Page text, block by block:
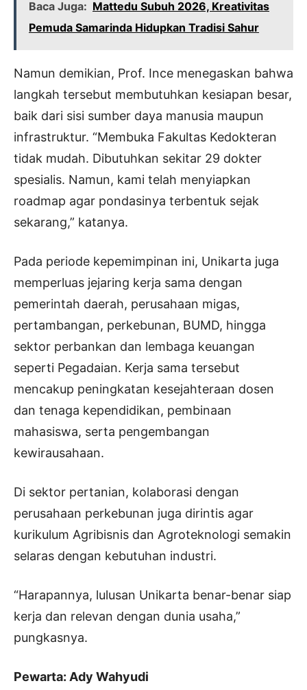
Baca Juga: Mattedu Subuh 2026, Kreativitas
Pemuda Samarinda Hidupkan Tradisi Sahur
Namun demikian, Prof. Ince menegaskan bahwa
langkah tersebut membutuhkan kesiapan besar,
baik dari sisi sumber daya manusia maupun
infrastruktur. “Membuka Fakultas Kedokteran
tidak mudah. Dibutuhkan sekitar 29 dokter
spesialis. Namun, kami telah menyiapkan
roadmap agar pondasinya terbentuk sejak
sekarang,” katanya.
Pada periode kepemimpinan ini, Unikarta juga
memperluas jejaring kerja sama dengan
pemerintah daerah, perusahaan migas,
pertambangan, perkebunan, BUMD, hingga
sektor perbankan dan lembaga keuangan
seperti Pegadaian. Kerja sama tersebut
mencakup peningkatan kesejahteraan dosen
dan tenaga kependidikan, pembinaan
mahasiswa, serta pengembangan
kewirausahaan.
Di sektor pertanian, kolaborasi dengan
perusahaan perkebunan juga dirintis agar
kurikulum Agribisnis dan Agroteknologi semakin
selaras dengan kebutuhan industri.
“Harapannya, lulusan Unikarta benar-benar siap
kerja dan relevan dengan dunia usaha,”
pungkasnya.
Pewarta: Ady Wahyudi